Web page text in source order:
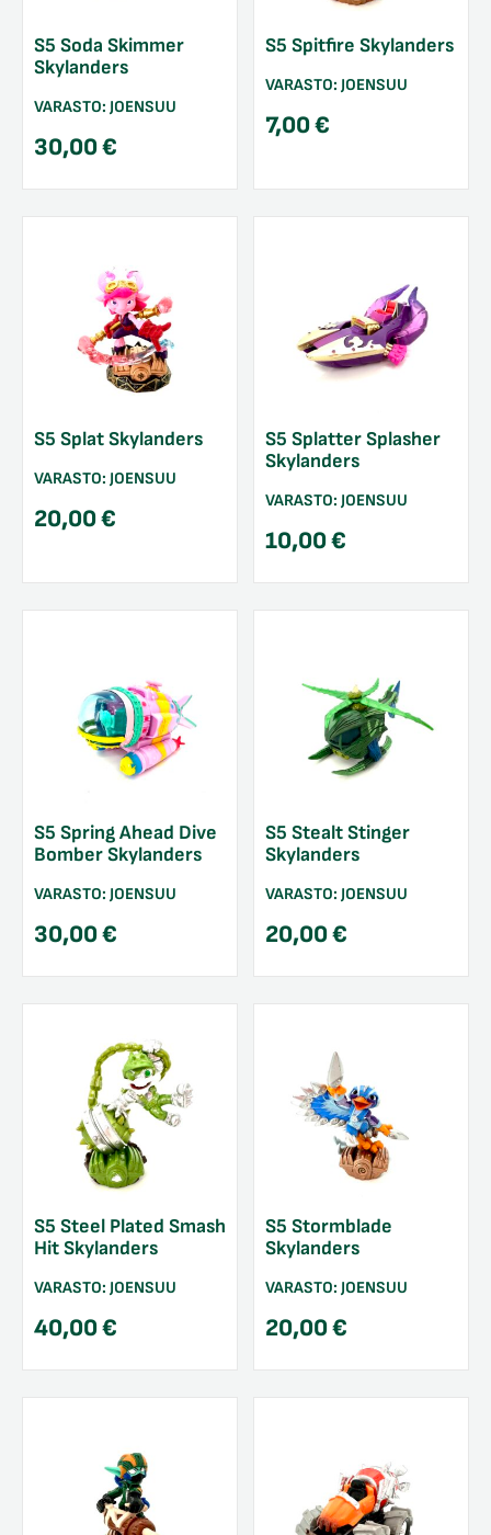
S5 Soda Skimmer
Skylanders
VARASTO: JOENSUU
30,00€
S5 Spitfire Skylanders
VARASTO: JOENSUU
7,00€
S5 Splat Skylanders
VARASTO: JOENSUU
20,00€
S5 Splatter Splasher
Skylanders
VARASTO: JOENSUU
10,00€
S5 Spring Ahead Dive
Bomber Skylanders
VARASTO: JOENSUU
30,00€
S5 Stealt Stinger
Skylanders
VARASTO: JOENSUU
20,00€
S5 Steel Plated Smash
Hit Skylanders
VARASTO: JOENSUU
40,00€
S5 Stormblade
Skylanders
VARASTO: JOENSUU
20,00€